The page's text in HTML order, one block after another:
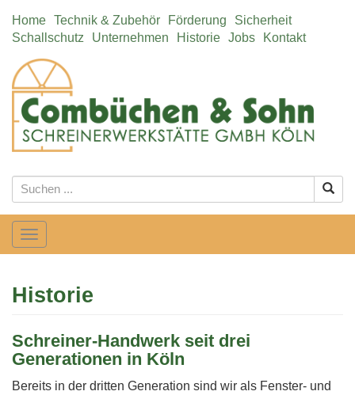
Home Technik & Zubehör Förderung
Sicherheit
Schallschutz
Unternehmen Historie Jobs Kontakt
Toggle
navigation
Historie
Schreiner-Handwerk seit drei
Generationen in Köln
Bereits in der dritten Generation sind wir als Fenster- und